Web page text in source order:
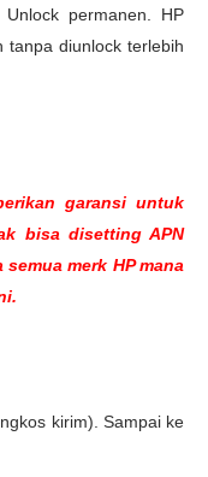
permanen. HP
tanpa diunlock terlebih
garansi untuk
bisa disetting APN
merk HP mana
kirim). Sampai ke